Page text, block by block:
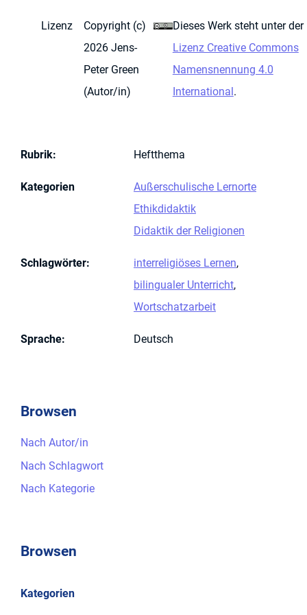
Lizenz
Copyright (c)
2026 Jens-
Peter Green
(Autor/in)
Dieses Werk steht unter der
Lizenz Creative Commons
Namensnennung 4.0
International.
Rubrik: Heftthema
Kategorien
Außerschulische Lernorte
Ethikdidaktik
Didaktik der Religionen
Schlagwörter: interreligiöses Lernen,
bilingualer Unterricht,
Wortschatzarbeit
Sprache: Deutsch
Browsen
Nach Autor/in
Nach Schlagwort
Nach Kategorie
Browsen
Kategorien